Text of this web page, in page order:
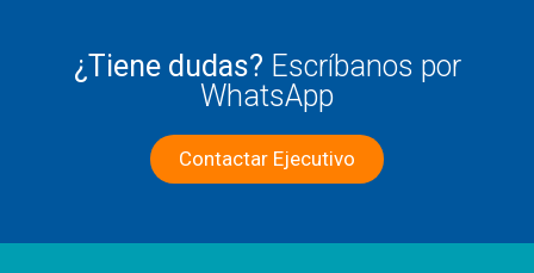
¿Tiene dudas? Escríbanos por
WhatsApp
Contactar Ejecutivo